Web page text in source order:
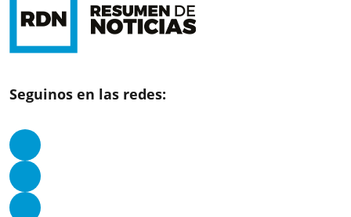
Seguinos en las redes: